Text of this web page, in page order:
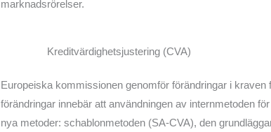
marknadsrörelser.
Kreditvärdighetsjustering (CVA)
Europeiska kommissionen genomför förändringar i
förändringar innebär att användningen av internmetoden
nya metoder: schablonmetoden (SA-CVA), den